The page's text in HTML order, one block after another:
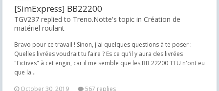
[SimExpress] BB22200
TGV237 replied to Treno.Notte's topic in Création de
matériel roulant
Bravo pour ce travail ! Sinon, j'ai quelques questions à te poser :
Quelles livrées voudrait tu faire ? Es ce qu'il y aura des livrées
"Fictives" à cet engin, car il me semble que les BB 22200 TTU n'ont eu
que la...
October 30, 2019
567 replies